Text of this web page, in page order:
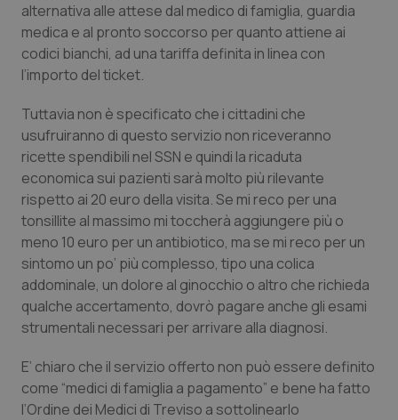
Professionisti Sanitari.AI
Abruzzo
Basilicata
Calabria
Campania
Emilia-Romagna
Friuli Venezia Giulia
Lazio
Liguria
QS Pro Gold
Artrite & artrosi
Asma & BPCO
Car-T
Colesterolo & coronaropatie
Dermatite Atopica
Diabete & glucometri
Disturbi dell’umore
QS Club Newsletter
alternativa alle attese dal medico di famiglia, guardia
medica e al pronto soccorso per quanto attiene ai
codici bianchi, ad una tariffa definita in linea con
l’importo del ticket.
Tuttavia non è specificato che i cittadini che
usufruiranno di questo servizio non riceveranno
ricette spendibili nel SSN e quindi la ricaduta
economica sui pazienti sarà molto più rilevante
rispetto ai 20 euro della visita. Se mi reco per una
tonsillite al massimo mi toccherà aggiungere più o
meno 10 euro per un antibiotico, ma se mi reco per un
sintomo un po’ più complesso, tipo una colica
addominale, un dolore al ginocchio o altro che richieda
qualche accertamento, dovrò pagare anche gli esami
strumentali necessari per arrivare alla diagnosi.
E’ chiaro che il servizio offerto non può essere definito
come “medici di famiglia a pagamento” e bene ha fatto
l’Ordine dei Medici di Treviso a sottolinearlo